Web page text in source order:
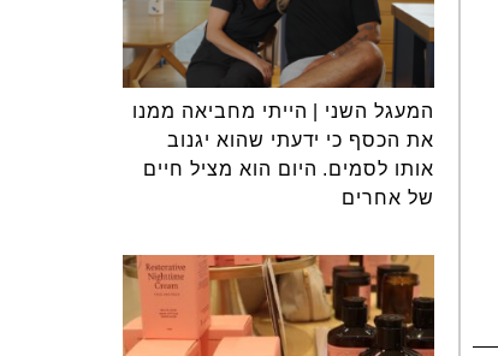
המעגל השני | הייתי מחביאה ממנו
את הכסף כי ידעתי שהוא יגנוב
אותו לסמים. היום הוא מציל חיים
של אחרים